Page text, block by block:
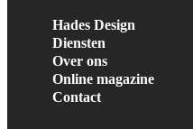
Hades Design
Diensten
Over ons
Online magazine
Contact